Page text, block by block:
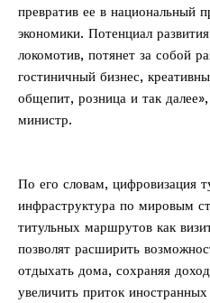
превратив ее в национальный
экономики. Потенциал
локомотив, потянет за собой
гостиничный бизнес,
общепит, розница и так
министр.
По его словам, цифровизация
инфраструктура по мировым
титульных маршрутов как
позволят расширить
отдыхать дома, сохраняя
увеличить приток